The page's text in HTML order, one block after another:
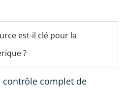
est-il clé pour la
?
contrôle complet de